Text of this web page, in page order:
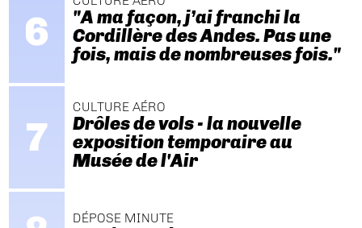
"A ma façon, j’ai franchi la
Cordillère des Andes. Pas une
fois, mais de nombreuses fois."
CULTURE AÉRO
Drôles de vols - la nouvelle
exposition temporaire au
Musée de l'Air
DÉPOSE MINUTE